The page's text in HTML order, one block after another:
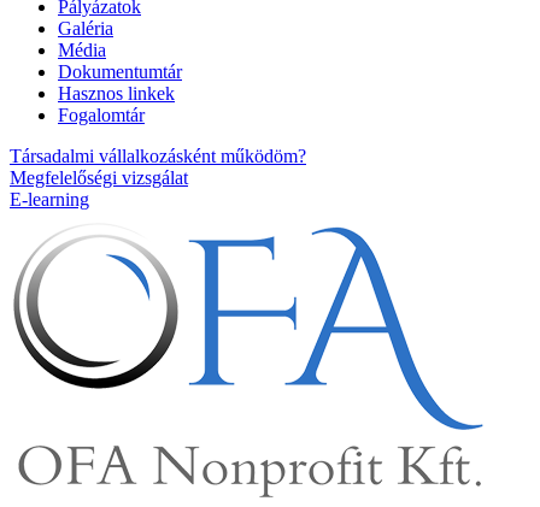
Pályázatok
Galéria
Média
Dokumentumtár
Hasznos linkek
Fogalomtár
Társadalmi vállalkozásként működöm?
Megfelelőségi vizsgálat
E-learning